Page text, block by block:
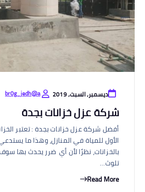
ديسمبر, السبت, 2019 br0g_jedh@a
شركة عزل خزانات بجدة
أفضل شركة عزل خزانات بجدة : تعتبر
الأول للمياة في المنازل، وهذا ما
بالخزانات، نظرًا لأن أي ضرر يحدث بها
تلوث…
Read More